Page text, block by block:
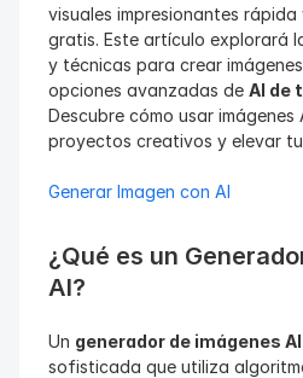
visuales impresionantes
gratis. Este artículo explorará
y técnicas para crear
opciones avanzadas de AI de
Descubre cómo usar
proyectos creativos y elevar
Generar Imagen con AI
¿Qué es un
AI?
Un generador de imágenes AI
sofisticada que utiliza